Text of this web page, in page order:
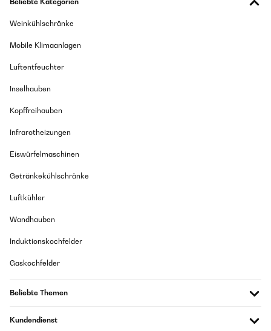
Weinkühlschränke
Mobile Klimaanlagen
Luftentfeuchter
Inselhauben
Kopffreihauben
Infrarotheizungen
Eiswürfelmaschinen
Getränkekühlschränke
Luftkühler
Wandhauben
Induktionskochfelder
Gaskochfelder
Beliebte Themen
Kundendienst